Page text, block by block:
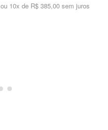
ou 10x de R$ 385,00 sem juros